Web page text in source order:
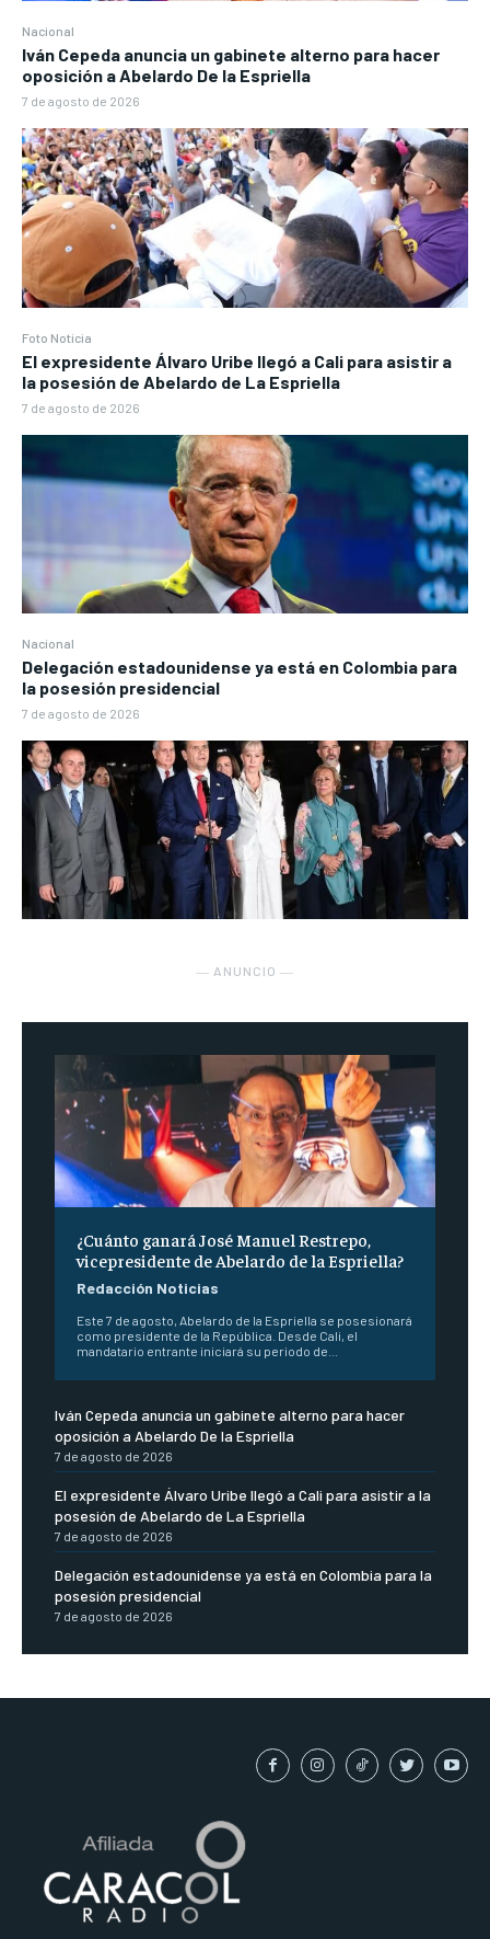
Nacional
Iván Cepeda anuncia un gabinete alterno para hacer
oposición a Abelardo De la Espriella
7 de agosto de 2026
Foto Noticia
El expresidente Álvaro Uribe llegó a Cali para asistir a
la posesión de Abelardo de La Espriella
7 de agosto de 2026
Nacional
Delegación estadounidense ya está en Colombia para
la posesión presidencial
7 de agosto de 2026
― ANUNCIO ―
¿Cuánto ganará José Manuel Restrepo,
vicepresidente de Abelardo de la Espriella?
Redacción Noticias
Este 7 de agosto, Abelardo de la Espriella se posesionará
como presidente de la República. Desde Cali, el
mandatario entrante iniciará su periodo de...
Iván Cepeda anuncia un gabinete alterno para hacer
oposición a Abelardo De la Espriella
7 de agosto de 2026
El expresidente Álvaro Uribe llegó a Cali para asistir a la
posesión de Abelardo de La Espriella
7 de agosto de 2026
Delegación estadounidense ya está en Colombia para la
posesión presidencial
7 de agosto de 2026